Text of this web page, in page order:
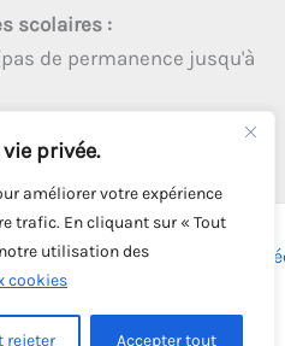
privée.
améliorer votre expérience
trafic. En cliquant sur « Tout
utilisation des
cookies
rejeter Accepter tout
scolaires :
de permanence jusqu'à
réservés - | Webmaster